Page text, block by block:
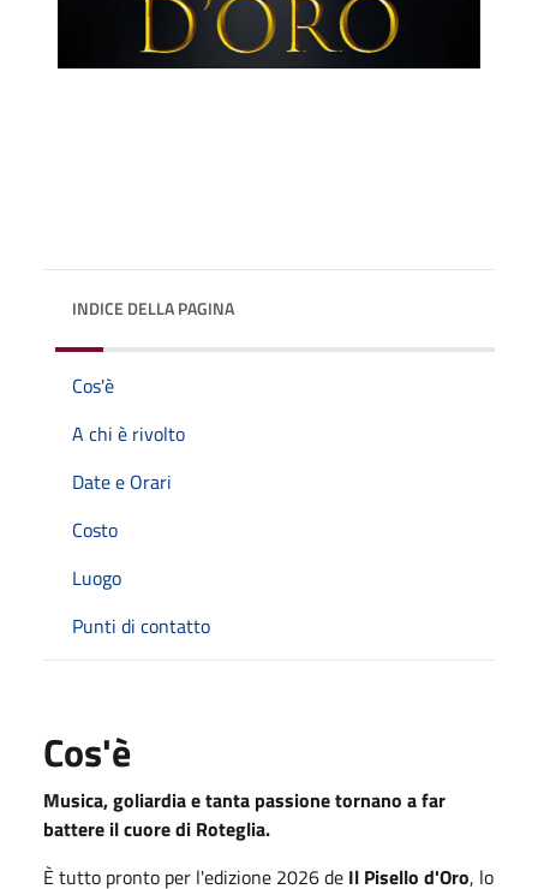
INDICE DELLA PAGINA
Cos'è
A chi è rivolto
Date e Orari
Costo
Luogo
Punti di contatto
Cos'è
Musica, goliardia e tanta passione tornano a far
battere il cuore di Roteglia.
È tutto pronto per l'edizione 2026 de Il Pisello d'Oro, lo